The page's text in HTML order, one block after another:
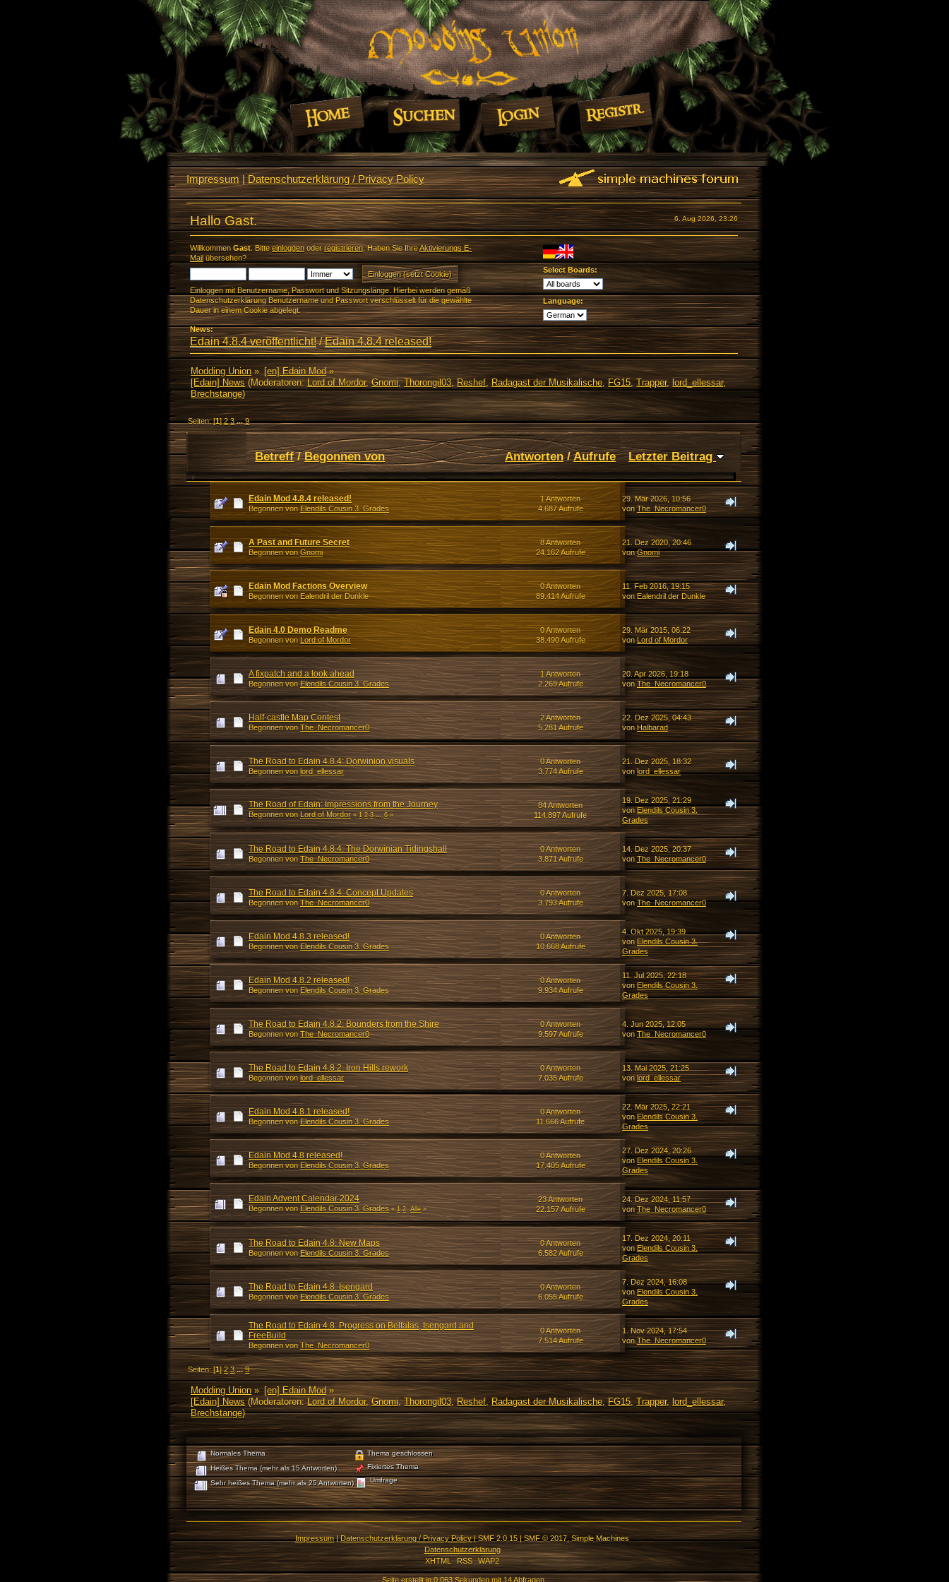
Impressum|Datenschutzerklärung / Privacy Policy
6. Aug 2026, 23:26
Hallo Gast.
Willkommen Gast. Bitte einloggenoderregistrieren. Haben Sie IhreAktivierungs E-
Mailübersehen?
Einloggen mit Benutzername, Passwort und Sitzungslänge. Hierbei werden gemäß
Datenschutzerklärung Benutzername und Passwort verschlüsselt für die gewählte
Dauer in einem Cookie abgelegt.
Select Boards:
Language:
News:
Edain 4.8.4 veröffentlicht!/Edain 4.8.4 released!
Modding Union» [en] Edain Mod»
[Edain] News(Moderatoren:Lord of Mordor,Gnomi,Thorongil03,Reshef, Radagast der Musikalische, FG15,Trapper,lord_ellessar,
Brechstange)
Seiten: [1]2 3 ...9
Betreff/Begonnen von Antworten/Aufrufe Letzter Beitrag
Edain Mod 4.8.4 released!
Begonnen von Elendils Cousin 3. Grades
1 Antworten
4.687 Aufrufe
29. Mär 2026, 10:56
vonThe_Necromancer0
A Past and Future Secret
Begonnen von Gnomi
8 Antworten
24.162 Aufrufe
21. Dez 2020, 20:46
vonGnomi
Edain Mod Factions Overview
Begonnen von Ealendril der Dunkle
0 Antworten
89.414 Aufrufe
11. Feb 2016, 19:15
von Ealendril der Dunkle
Edain 4.0 Demo Readme
Begonnen von Lord of Mordor
0 Antworten
38.490 Aufrufe
29. Mär 2015, 06:22
vonLord of Mordor
A fixpatch and a look ahead
Begonnen von Elendils Cousin 3. Grades
1 Antworten
2.269 Aufrufe
20. Apr 2026, 19:18
vonThe_Necromancer0
Half-castle Map Contest
Begonnen von The_Necromancer0
2 Antworten
5.281 Aufrufe
22. Dez 2025, 04:43
vonHalbarad
The Road to Edain 4.8.4: Dorwinion visuals
Begonnen von lord_ellessar
0 Antworten
3.774 Aufrufe
21. Dez 2025, 18:32
vonlord_ellessar
The Road of Edain: Impressions from the Journey
Begonnen von Lord of Mordor «1 2 3 ...6»
84 Antworten
114.897 Aufrufe
19. Dez 2025, 21:29
vonElendils Cousin 3.
Grades
The Road to Edain 4.8.4: The Dorwinian Tidingshall
Begonnen von The_Necromancer0
0 Antworten
3.871 Aufrufe
14. Dez 2025, 20:37
vonThe_Necromancer0
The Road to Edain 4.8.4: Concept Updates
Begonnen von The_Necromancer0
0 Antworten
3.793 Aufrufe
7. Dez 2025, 17:08
vonThe_Necromancer0
Edain Mod 4.8.3 released!
Begonnen von Elendils Cousin 3. Grades
0 Antworten
10.668 Aufrufe
4. Okt 2025, 19:39
vonElendils Cousin 3.
Grades
Edain Mod 4.8.2 released!
Begonnen von Elendils Cousin 3. Grades
0 Antworten
9.934 Aufrufe
11. Jul 2025, 22:18
vonElendils Cousin 3.
Grades
The Road to Edain 4.8.2: Bounders from the Shire
Begonnen von The_Necromancer0
0 Antworten
9.597 Aufrufe
4. Jun 2025, 12:05
von The_Necromancer0
The Road to Edain 4.8.2: Iron Hills rework
Begonnen von lord_ellessar
0 Antworten
7.035 Aufrufe
13. Mai 2025, 21:25
vonlord_ellessar
Edain Mod 4.8.1 released!
Begonnen von Elendils Cousin 3. Grades
0 Antworten
11.666 Aufrufe
22. Mär 2025, 22:21
von Elendils Cousin 3.
Grades
Edain Mod 4.8 released!
Begonnen von Elendils Cousin 3. Grades
0 Antworten
17.405 Aufrufe
27. Dez 2024, 20:26
vonElendils Cousin 3.
Grades
Edain Advent Calendar 2024
Begonnen von Elendils Cousin 3. Grades «1 2 Alle »
23 Antworten
22.157 Aufrufe
24. Dez 2024, 11:57
vonThe_Necromancer0
The Road to Edain 4.8: New Maps
Begonnen von Elendils Cousin 3. Grades
0 Antworten
6.582 Aufrufe
17. Dez 2024, 20:11
von Elendils Cousin 3.
Grades
The Road to Edain 4.8: Isengard
Begonnen von Elendils Cousin 3. Grades
0 Antworten
6.055 Aufrufe
7. Dez 2024, 16:08
von Elendils Cousin 3.
Grades
The Road to Edain 4.8: Progress on Belfalas, Isengard and
FreeBuild
Begonnen vonThe_Necromancer0
0 Antworten
7.514 Aufrufe
1. Nov 2024, 17:54
vonThe_Necromancer0
Seiten: [1]2 3 ...9
Modding Union» [en] Edain Mod»
[Edain] News(Moderatoren:Lord of Mordor,Gnomi,Thorongil03,Reshef, Radagast der Musikalische,FG15,Trapper,lord_ellessar,
Brechstange)
Normales Thema
Heißes Thema (mehr als 15 Antworten)
Sehr heißes Thema (mehr als 25 Antworten)
Thema geschlossen
Fixiertes Thema
Umfrage
Impressum|Datenschutzerklärung / Privacy Policy|SMF 2.0.15|SMF © 2017,Simple Machines
Datenschutzerklärung
XHTML
RSS WAP2
Seite erstellt in 0.063 Sekunden mit 14 Abfragen.